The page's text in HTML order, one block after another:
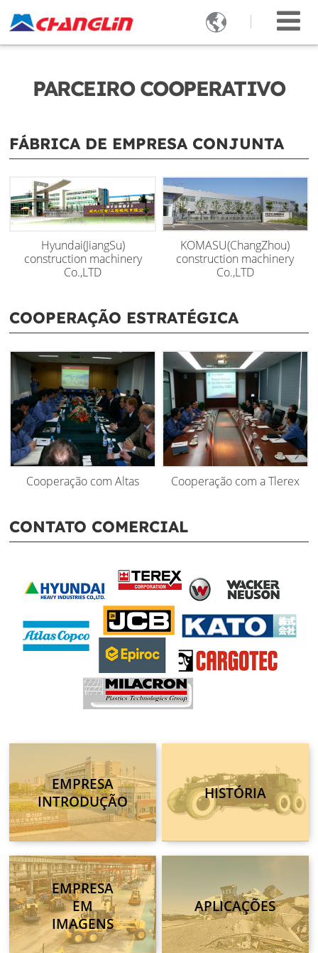

PARCEIRO COOPERATIVO
FÁBRICA DE EMPRESA CONJUNTA
Hyundai(JiangSu)
construction machinery
Co.,LTD
KOMASU(ChangZhou)
construction machinery
Co.,LTD
COOPERAÇÃO ESTRATÉGICA
Cooperação com Altas Cooperação com a Tlerex
CONTATO COMERCIAL
EMPRESA
INTRODUÇÃO
HISTÓRIA
EMPRESA
EM
IMAGENS
APLICAÇÕES